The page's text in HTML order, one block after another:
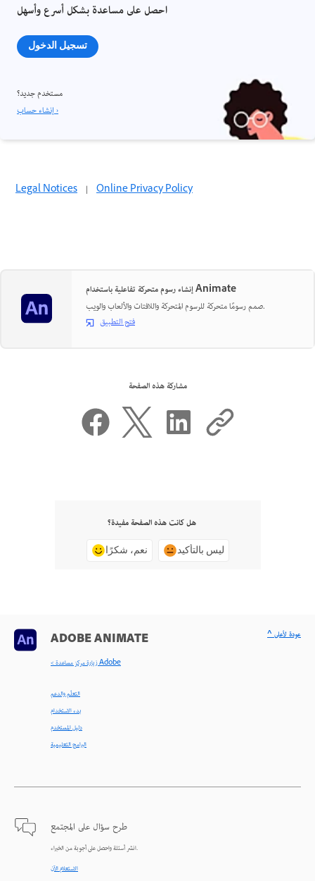
احصل على مساعدة بشكل أسرع وأسهل
تسجيل الدخول
مستخدم جديد؟
إنشاء حساب ›
Legal Notices | Online Privacy Policy
إنشاء رسوم متحركة تفاعلية باستخدام Animate
صمم رسومًا متحركة للرسوم المتحركة واللافتات والألعاب والويب.
فتح التطبيق
مشاركة هذه الصفحة
هل كانت هذه الصفحة مفيدة؟
نعم، شكرًا ليس بالتأكيد
ADOBE ANIMATE
< زيارة مركز مساعدة Adobe
التعلّم والدعم
بدء الاستخدام
دليل المستخدم
البرامج التعليمية
طرح سؤال على المجتمع
انشر أسئلة واحصل على أجوبة من الخبراء.
الاستعلام الآن
^ عودة لأعلى